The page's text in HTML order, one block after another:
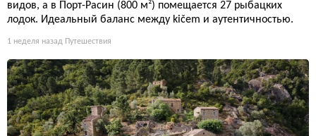
видов, а в Порт-Расин (800 м²) помещается 27 рыбацких
лодок. Идеальный баланс между kičem и аутентичностью.
1 неделя назад Путешествия